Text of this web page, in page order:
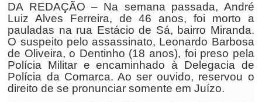
DA REDAÇÃO – Na semana passada, André
Luiz Alves Ferreira, de 46 anos, foi morto a
pauladas na rua Estácio de Sá, bairro Miranda.
O suspeito pelo assassinato, Leonardo Barbosa
de Oliveira, o Dentinho (18 anos), foi preso pela
Polícia Militar e encaminhado à Delegacia de
Polícia da Comarca. Ao ser ouvido, reservou o
direito de se pronunciar somente em Juízo.